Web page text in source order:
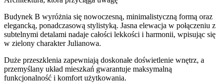
Budynek B wyróżnia się nowoczesną, minimalistyczną formą oraz
elegancką, ponadczasową stylistyką. Jasna elewacja w połączeniu z
subtelnymi detalami nadaje całości lekkości i harmonii, wpisując się
w zielony charakter Julianowa.
Duże przeszklenia zapewniają doskonałe doświetlenie wnętrz, a
przemyślany układ mieszkań gwarantuje maksymalną
funkcjonalność i komfort użytkowania.